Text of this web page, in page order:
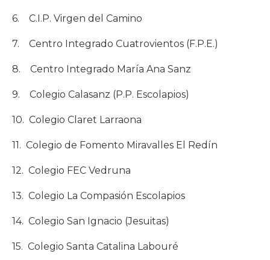
6. C.I.P. Virgen del Camino
7. Centro Integrado Cuatrovientos (F.P.E.)
8. Centro Integrado María Ana Sanz
9. Colegio Calasanz (P.P. Escolapios)
10. Colegio Claret Larraona
11. Colegio de Fomento Miravalles El Redín
12. Colegio FEC Vedruna
13. Colegio La Compasión Escolapios
14. Colegio San Ignacio (Jesuitas)
15. Colegio Santa Catalina Labouré